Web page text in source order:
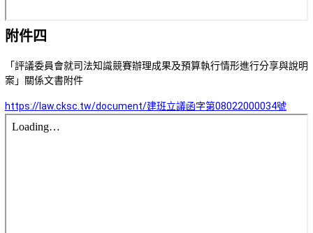
附件四
「評議委員會就司法知識競賽辦理成果及預算執行情形進行分享與說明
案」關係文書附件
https://law.cksc.tw/document/建班立議函字第08022000034號